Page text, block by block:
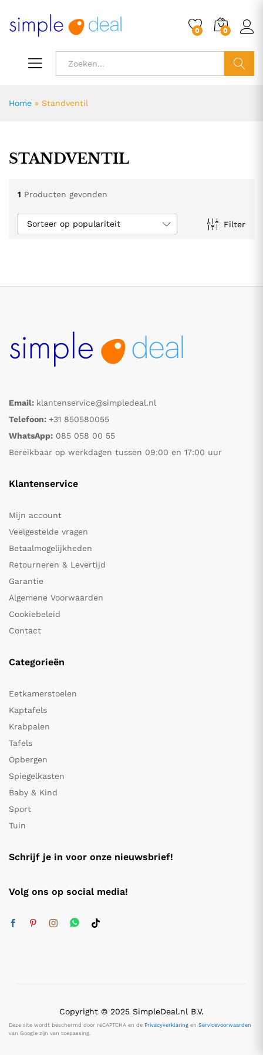
0 0
Home » Standventil
STANDVENTIL
1 Producten gevonden
Filter
Sorteer op populariteit
Email: klantenservice@simpledeal.nl
Telefoon: +31 850580055
WhatsApp: 085 058 00 55
Bereikbaar op werkdagen tussen 09:00 en 17:00 uur
Klantenservice
Mijn account
Veelgestelde vragen
Betaalmogelijkheden
Retourneren & Levertijd
Garantie
Algemene Voorwaarden
Cookiebeleid
Contact
Categorieën
Eetkamerstoelen
Kaptafels
Krabpalen
Tafels
Opbergen
Spiegelkasten
Baby & Kind
Sport
Tuin
Schrijf je in voor onze nieuwsbrief!
Volg ons op social media!
Copyright © 2025 SimpleDeal.nl B.V.
Deze site wordt beschermd door reCAPTCHA en de Privacyverklaring en Servicevoorwaarden
van Google zijn van toepassing.